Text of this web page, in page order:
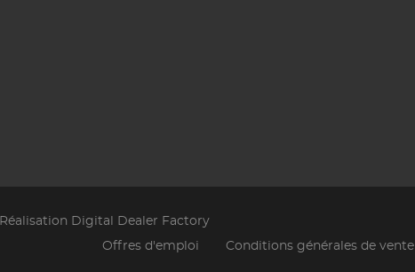
Réalisation Digital Dealer Factory
Offres d'emploi
Conditions générales de vente